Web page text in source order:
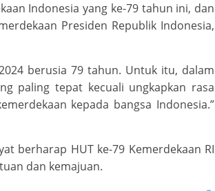
Indonesia yang ke-79 tahun ini, dan
Presiden Republik Indonesia,
berusia 79 tahun. Untuk itu, dalam
paling tepat kecuali ungkapkan rasa
kepada bangsa Indonesia.”
berharap HUT ke-79 Kemerdekaan RI
dan kemajuan.